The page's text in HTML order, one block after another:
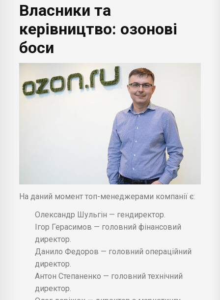
Власники та
керівництво: озонові
боси
На даний момент топ-менеджерами компанії є:
Олександр Шульгін — гендиректор.
Ігор Герасимов — головний фінансовий
директор.
Данило Федоров — головний операційний
директор.
Антон Степаненко — головний технічний
директор.